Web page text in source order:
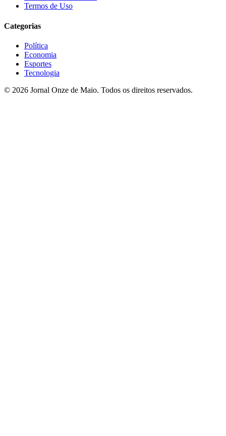
Termos de Uso
Categorias
Política
Economia
Esportes
Tecnologia
© 2026 Jornal Onze de Maio. Todos os direitos reservados.